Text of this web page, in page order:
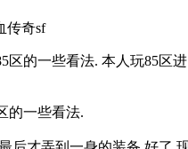
传奇sf
区的一些看法. 本人玩85
的一些看法.